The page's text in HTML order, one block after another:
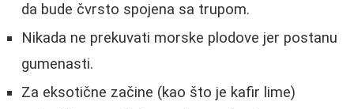
da bude čvrsto spojena sa trupom.
Nikada ne prekuvati morske plodove jer postanu
gumenasti.
Za eksotične začine (kao što je kafir lime)